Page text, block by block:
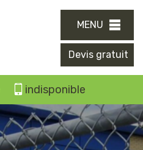
MENU
Devis gratuit
indisponible